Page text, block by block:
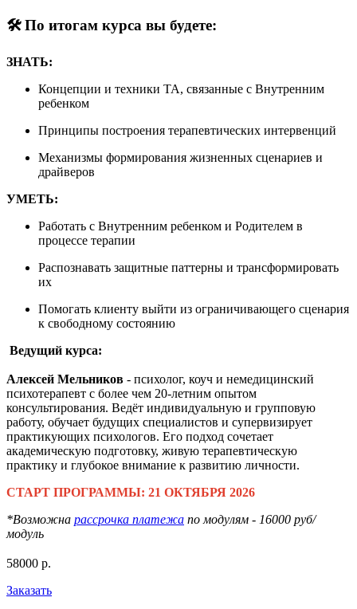
🛠 По итогам курса вы будете:
ЗНАТЬ:
Концепции и техники ТА, связанные с Внутренним
ребенком
Принципы построения терапевтических интервенций
Механизмы формирования жизненных сценариев и
драйверов
УМЕТЬ:
Работать с Внутренним ребенком и Родителем в
процессе терапии
Распознавать защитные паттерны и трансформировать
их
Помогать клиенту выйти из ограничивающего сценария
к свободному состоянию
Ведущий курса:
Алексей Мельников - психолог, коуч и немедицинский
психотерапевт с более чем 20-летним опытом
консультирования. Ведёт индивидуальную и групповую
работу, обучает будущих специалистов и супервизирует
практикующих психологов. Его подход сочетает
академическую подготовку, живую терапевтическую
практику и глубокое внимание к развитию личности.
СТАРТ ПРОГРАММЫ: 21 ОКТЯБРЯ 2026
*Возможна рассрочка платежа по модулям - 16000 руб/
модуль
58000 р.
Заказать